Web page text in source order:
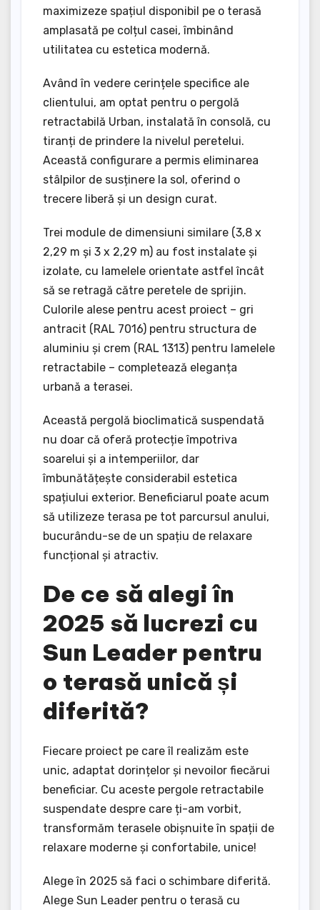
maximizeze spațiul disponibil pe o terasă
amplasată pe colțul casei, îmbinând
utilitatea cu estetica modernă.
Având în vedere cerințele specifice ale
clientului, am optat pentru o pergolă
retractabilă Urban, instalată în consolă, cu
tiranți de prindere la nivelul peretelui.
Această configurare a permis eliminarea
stâlpilor de susținere la sol, oferind o
trecere liberă și un design curat.
Trei module de dimensiuni similare (3,8 x
2,29 m și 3 x 2,29 m) au fost instalate și
izolate, cu lamelele orientate astfel încât
să se retragă către peretele de sprijin.
Culorile alese pentru acest proiect – gri
antracit (RAL 7016) pentru structura de
aluminiu și crem (RAL 1313) pentru lamelele
retractabile – completează eleganța
urbană a terasei.
Această pergolă bioclimatică suspendată
nu doar că oferă protecție împotriva
soarelui și a intemperiilor, dar
îmbunătățește considerabil estetica
spațiului exterior. Beneficiarul poate acum
să utilizeze terasa pe tot parcursul anului,
bucurându-se de un spațiu de relaxare
funcțional și atractiv.
De ce să alegi în
2025 să lucrezi cu
Sun Leader pentru
o terasă unică și
diferită?
Fiecare proiect pe care îl realizăm este
unic, adaptat dorințelor și nevoilor fiecărui
beneficiar. Cu aceste pergole retractabile
suspendate despre care ți-am vorbit,
transformăm terasele obișnuite în spații de
relaxare moderne și confortabile, unice!
Alege în 2025 să faci o schimbare diferită.
Alege Sun Leader pentru o terasă cu